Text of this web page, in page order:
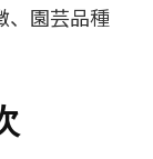
、園芸品種